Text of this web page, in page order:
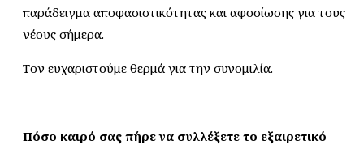
παράδειγμα αποφασιστικότητας και αφοσίωσης για τους
νέους σήμερα.
Τον ευχαριστούμε θερμά για την συνομιλία.
Πόσο καιρό σας πήρε να συλλέξετε το εξαιρετικό